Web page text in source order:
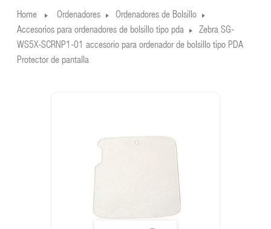
Home Ordenadores
Ordenadores de Bolsillo
Accesorios para ordenadores de bolsillo tipo pda
Zebra SG-
WS5X-SCRNP1-01 accesorio para ordenador de bolsillo tipo PDA
Protector de pantalla